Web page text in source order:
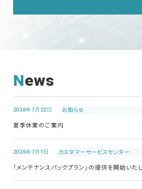
News
2026年7月22日 お知らせ
夏季休業のご案内
2026年7月1日 カスタマーサービスセンター
「メンテナンスパックプラン」の提供を開始いた